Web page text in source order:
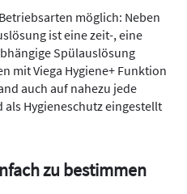
möglich: Neben
ist eine zeit-, eine
Spülauslösung
mit Viega Hygiene+ Funktion
auch auf nahezu jede
Hygieneschutz eingestellt
zu bestimmen